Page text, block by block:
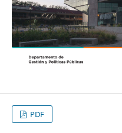
PDF